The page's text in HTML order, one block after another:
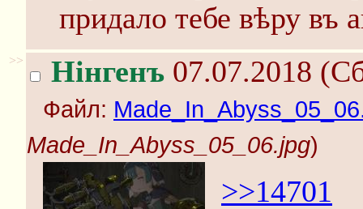
придало тебе вѣру въ
>> Нінгенъ 07.07.2018
Файл:
Made_In_Abyss_05_06.jpg)
>>14701